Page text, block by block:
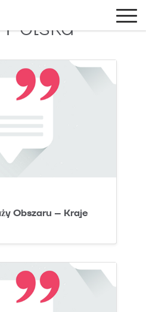
Polska
Obszaru – Kraje